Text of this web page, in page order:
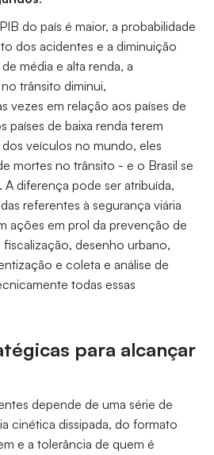
do país é maior, a probabilidade
dos acidentes e a diminuição
média e alta renda, a
trânsito diminui,
vezes em relação aos países de
países de baixa renda terem
veículos no mundo, eles
mortes no trânsito - e o Brasil se
diferença pode ser atribuída,
referentes à segurança viária
ações em prol da prevenção de
desenho urbano,
e coleta e análise de
todas essas
para alcançar
depende de uma série de
cinética dissipada, do formato
e a tolerância de quem é